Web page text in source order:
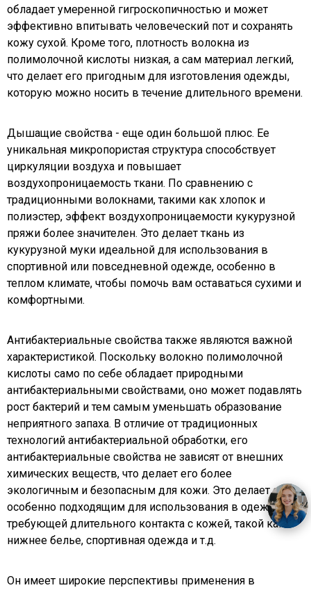
обладает умеренной гигроскопичностью и может
эффективно впитывать человеческий пот и сохранять
кожу сухой. Кроме того, плотность волокна из
полимолочной кислоты низкая, а сам материал легкий,
что делает его пригодным для изготовления одежды,
которую можно носить в течение длительного времени.
Дышащие свойства - еще один большой плюс. Ее
уникальная микропористая структура способствует
циркуляции воздуха и повышает
воздухопроницаемость ткани. По сравнению с
традиционными волокнами, такими как хлопок и
полиэстер, эффект воздухопроницаемости кукурузной
пряжи более значителен. Это делает ткань из
кукурузной муки идеальной для использования в
спортивной или повседневной одежде, особенно в
теплом климате, чтобы помочь вам оставаться сухими и
комфортными.
Антибактериальные свойства также являются важной
характеристикой. Поскольку волокно полимолочной
кислоты само по себе обладает природными
антибактериальными свойствами, оно может подавлять
рост бактерий и тем самым уменьшать образование
неприятного запаха. В отличие от традиционных
технологий антибактериальной обработки, его
антибактериальные свойства не зависят от внешних
химических веществ, что делает его более
экологичным и безопасным для кожи. Это делает его
особенно подходящим для использования в одежде,
требующей длительного контакта с кожей, такой как
нижнее белье, спортивная одежда и т.д.
Он имеет широкие перспективы применения в